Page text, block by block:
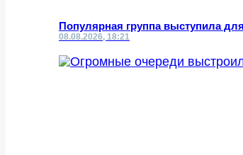
Популярная группа выступила
08.08.2026, 18:21